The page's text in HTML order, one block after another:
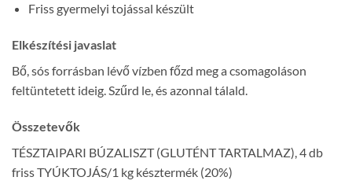
Friss gyermelyi tojással készült
Elkészítési javaslat
Bő, sós forrásban lévő vízben főzd meg a csomagoláson
feltüntetett ideig. Szűrd le, és azonnal tálald.
Összetevők
TÉSZTAIPARI BÚZALISZT (GLUTÉNT TARTALMAZ), 4 db
friss TYÚKTOJÁS/1 kg késztermék (20%)